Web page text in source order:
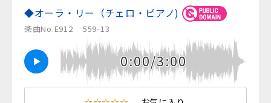
◆オーラ・リー（チェロ・ピアノ)
楽曲No.E912 559-13
0:00/3:00